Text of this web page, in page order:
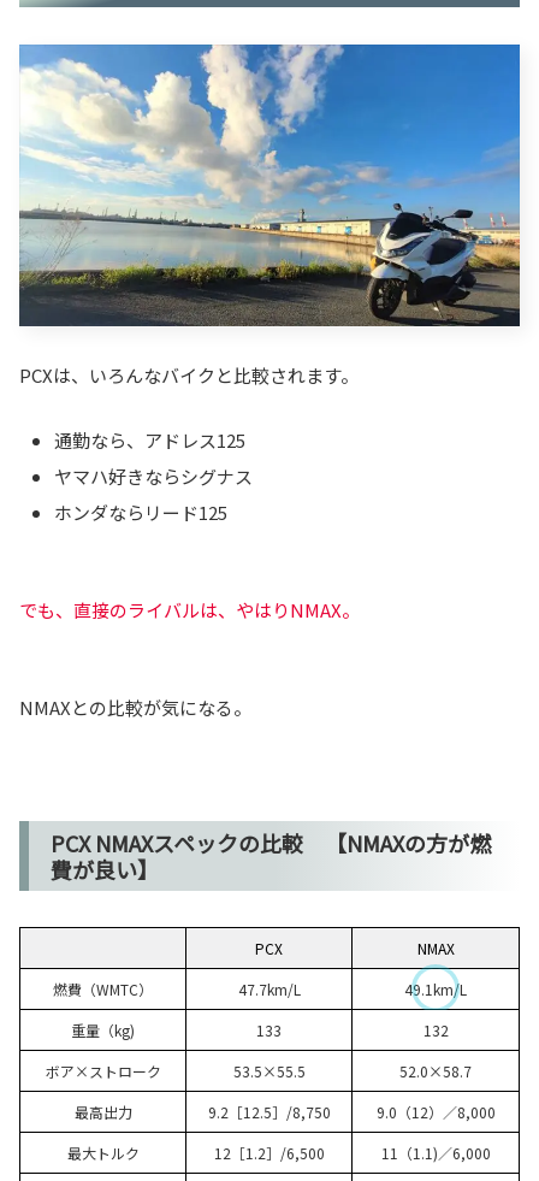
PCXは、いろんなバイクと比較されます。
通勤なら、アドレス125
ヤマハ好きならシグナス
ホンダならリード125
でも、直接のライバルは、やはりNMAX。
NMAXとの比較が気になる。
PCX NMAXスペックの比較 【NMAXの方が燃
費が良い】
PCX
NMAX
燃費（WMTC）
47.7km/L
49.1km/L
重量（kg)
133
132
ボア×ストローク
53.5×55.5
52.0×58.7
最高出力
9.2［12.5］/8,750
9.0（12）／8,000
最大トルク
12［1.2］/6,500 11（1.1)／6,000